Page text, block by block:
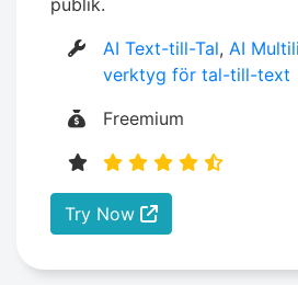
AI Text-till-Tal, AI
verktyg för tal-till-text
Freemium
Try Now